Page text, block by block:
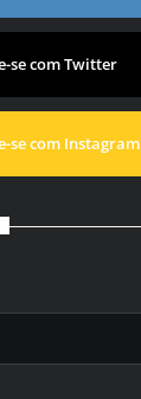
se com Twitter
se com Instagram